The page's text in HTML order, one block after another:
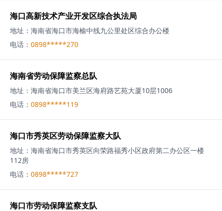
海口高新技术产业开发区综合执法局
地址： 海南省海口市海榆中线九公里处区综合办公楼
电话： 0898*****270
海南省劳动保障监察总队
地址： 海南省海口市美兰区海府路艺苑大厦10层1006
电话： 0898*****119
海口市秀英区劳动保障监察大队
地址： 海南省海口市秀英区向荣路福秀小区政府第二办公区一楼
112房
电话： 0898*****727
海口市劳动保障监察支队